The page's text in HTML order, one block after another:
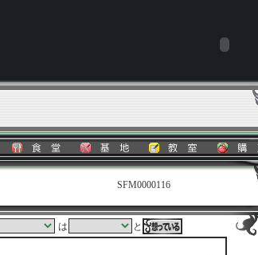
SFM0000116
は と